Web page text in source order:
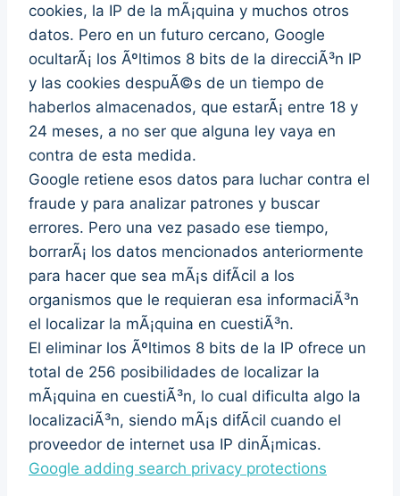
cookies, la IP de la mÃ¡quina y muchos otros
datos. Pero en un futuro cercano, Google
ocultarÃ¡ los Ãºltimos 8 bits de la direcciÃ³n IP
y las cookies despuÃ©s de un tiempo de
haberlos almacenados, que estarÃ¡ entre 18 y
24 meses, a no ser que alguna ley vaya en
contra de esta medida.
Google retiene esos datos para luchar contra el
fraude y para analizar patrones y buscar
errores. Pero una vez pasado ese tiempo,
borrarÃ¡ los datos mencionados anteriormente
para hacer que sea mÃ¡s difÃ­cil a los
organismos que le requieran esa informaciÃ³n
el localizar la mÃ¡quina en cuestiÃ³n.
El eliminar los Ãºltimos 8 bits de la IP ofrece un
total de 256 posibilidades de localizar la
mÃ¡quina en cuestiÃ³n, lo cual dificulta algo la
localizaciÃ³n, siendo mÃ¡s difÃ­cil cuando el
proveedor de internet usa IP dinÃ¡micas.
Google adding search privacy protections